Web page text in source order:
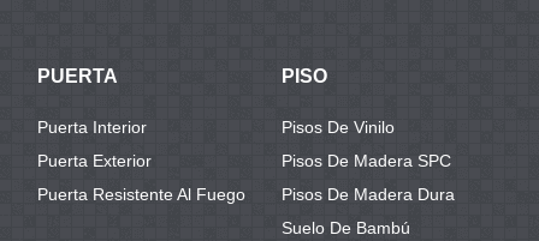
PUERTA
Puerta Interior
Puerta Exterior
Puerta Resistente Al Fuego
PISO
Pisos De Vinilo
Pisos De Madera SPC
Pisos De Madera Dura
Suelo De Bambú